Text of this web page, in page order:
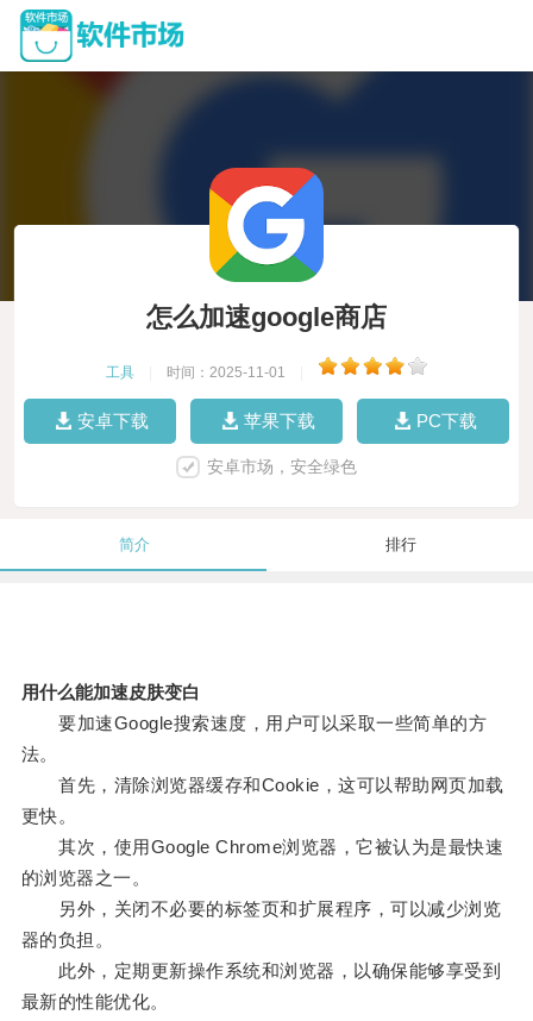
怎么加速google商店
工具 时间：2025-11-01
安卓下载 苹果下载 PC下载
安卓市场，安全绿色
简介 排行
用什么能加速皮肤变白
要加速Google搜索速度，用户可以采取一些简单的方
法。
首先，清除浏览器缓存和Cookie，这可以帮助网页加载
更快。
其次，使用Google Chrome浏览器，它被认为是最快速
的浏览器之一。
另外，关闭不必要的标签页和扩展程序，可以减少浏览
器的负担。
此外，定期更新操作系统和浏览器，以确保能够享受到
最新的性能优化。